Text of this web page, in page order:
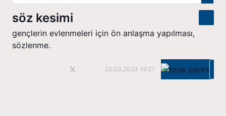
söz kesimi
gençlerin evlenmeleri için ön anlaşma yapılması,
sözlenme.
22.03.2023 19:27